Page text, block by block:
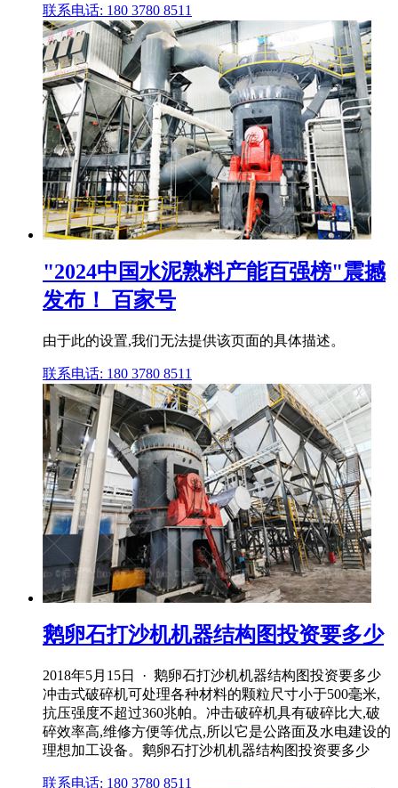
联系电话: 180 3780 8511
"2024中国水泥熟料产能百强榜"震撼
发布！ 百家号
由于此的设置,我们无法提供该页面的具体描述。
联系电话: 180 3780 8511
鹅卵石打沙机机器结构图投资要多少
2018年5月15日 · 鹅卵石打沙机机器结构图投资要多少
冲击式破碎机可处理各种材料的颗粒尺寸小于500毫米,
抗压强度不超过360兆帕。冲击破碎机具有破碎比大,破
碎效率高,维修方便等优点,所以它是公路面及水电建设的
理想加工设备。鹅卵石打沙机机器结构图投资要多少
联系电话: 180 3780 8511